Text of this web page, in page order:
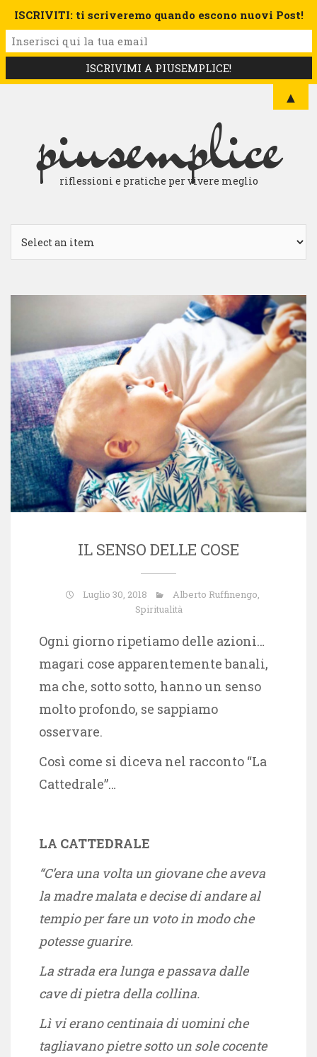
piusemplice
riflessioni e pratiche per vivere meglio
IL SENSO DELLE COSE
Luglio 30, 2018 Alberto Ruffinengo,
Spiritualità
Ogni giorno ripetiamo delle azioni…
magari cose apparentemente banali,
ma che, sotto sotto, hanno un senso
molto profondo, se sappiamo
osservare.
Così come si diceva nel racconto “La
Cattedrale”…
LA CATTEDRALE
“C’era una volta un giovane che aveva
la madre malata e decise di andare al
tempio per fare un voto in modo che
potesse guarire.
La strada era lunga e passava dalle
cave di pietra della collina.
Lì vi erano centinaia di uomini che
tagliavano pietre sotto un sole cocente
ISCRIVITI: ti scriveremo quando escono nuovi Post!
▲